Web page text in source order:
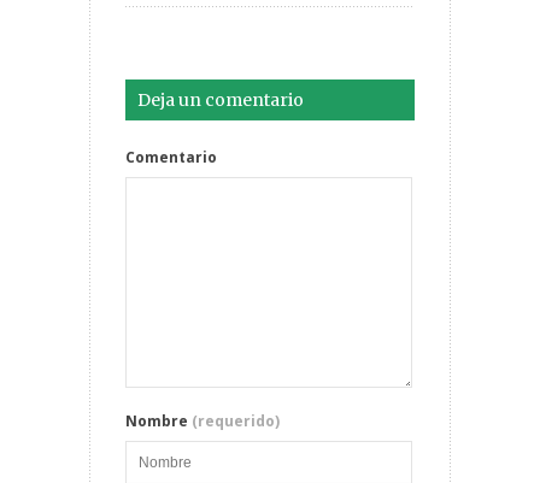
Deja un comentario
Comentario
Nombre (requerido)